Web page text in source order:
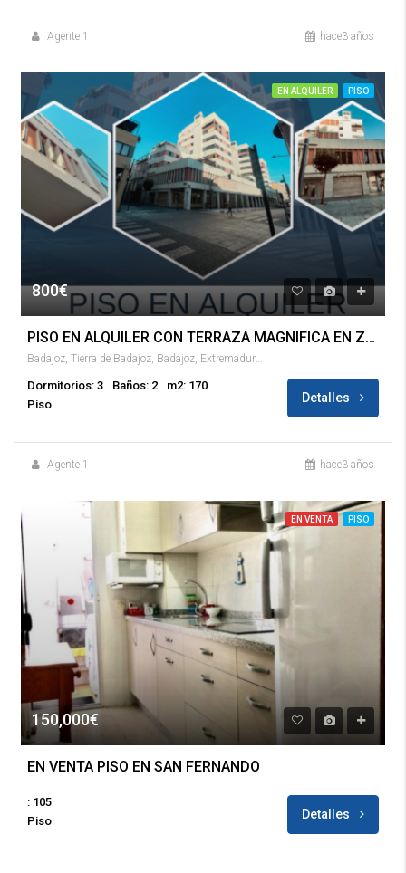
Agente 1 hace3 años
EN ALQUILER PISO
800€
PISO EN ALQUILER CON TERRAZA MAGNIFICA EN ZONA CENTRO DE BADAJOZ!!!
Badajoz, Tierra de Badajoz, Badajoz, Extremadura, España
Dormitorios: 3 Baños: 2
m2: 170
Piso
Detalles
Agente 1 hace3 años
EN VENTA PISO
150,000€
EN VENTA PISO EN SAN FERNANDO
: 105
Piso
Detalles